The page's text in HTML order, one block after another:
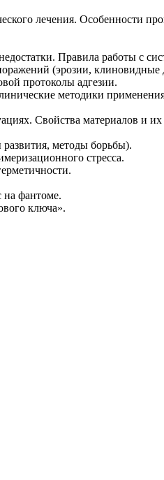
лечения. Особенности
Правила работы с
(эрозии,
протоколы адгезии.
методики
Свойства материалов и
методы борьбы).
стресса.
на фантоме.
ключа».